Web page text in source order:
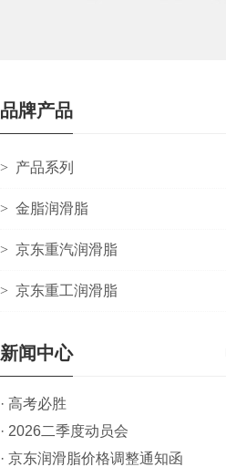
品牌产品
> 产品系列
> 金脂润滑脂
> 京东重汽润滑脂
> 京东重工润滑脂
新闻中心
· 高考必胜
· 2026二季度动员会
· 京东润滑脂价格调整通知函